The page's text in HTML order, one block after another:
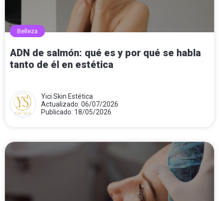
Belleza
ADN de salmón: qué es y por qué se habla
tanto de él en estética
Yici Skin Estética
Actualizado: 06/07/2026
Publicado: 18/05/2026